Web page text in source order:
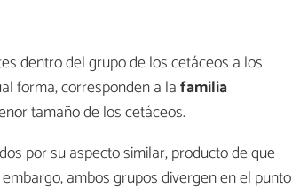
dentro del grupo de los cetáceos a los
forma, corresponden a lafamilia
tamaño de los cetáceos.
por su aspecto similar, producto de que
ambos grupos divergen en el punto